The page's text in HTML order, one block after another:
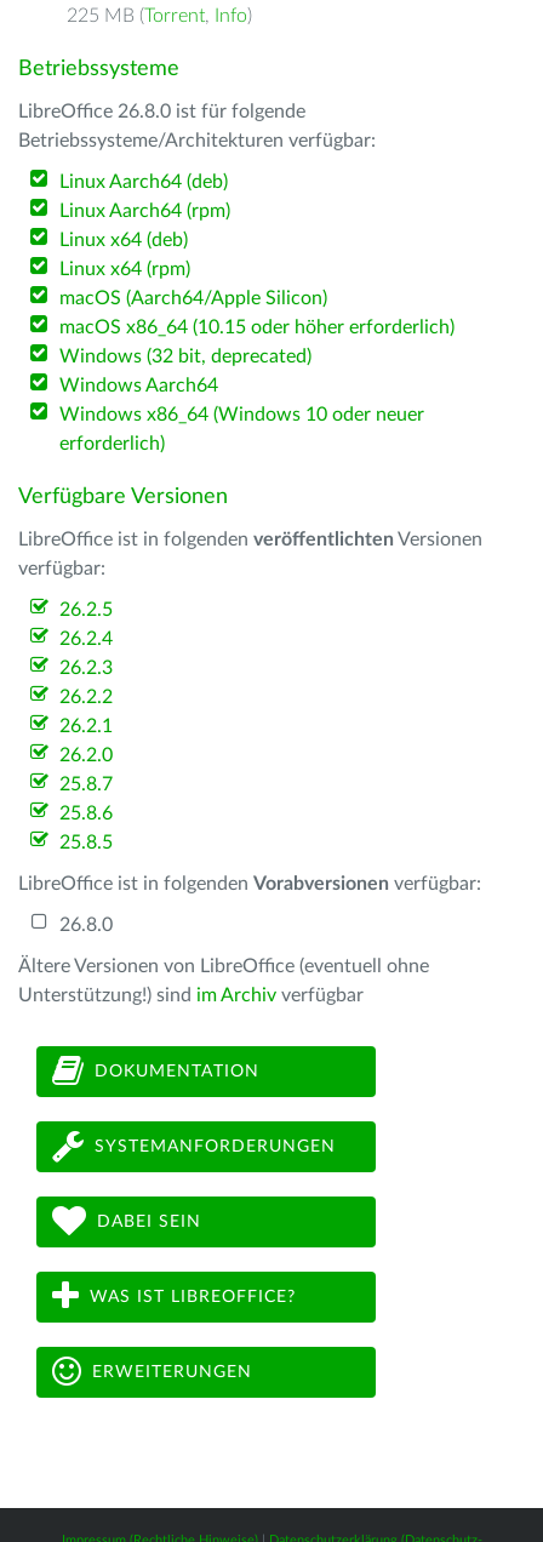
225 MB (Torrent, Info)
Betriebssysteme
LibreOffice 26.8.0 ist für folgende
Betriebssysteme/Architekturen verfügbar:
Linux Aarch64 (deb)
Linux Aarch64 (rpm)
Linux x64 (deb)
Linux x64 (rpm)
macOS (Aarch64/Apple Silicon)
macOS x86_64 (10.15 oder höher erforderlich)
Windows (32 bit, deprecated)
Windows Aarch64
Windows x86_64 (Windows 10 oder neuer
erforderlich)
Verfügbare Versionen
LibreOffice ist in folgenden veröffentlichten Versionen
verfügbar:
26.2.5
26.2.4
26.2.3
26.2.2
26.2.1
26.2.0
25.8.7
25.8.6
25.8.5
LibreOffice ist in folgenden Vorabversionen verfügbar:
26.8.0
Ältere Versionen von LibreOffice (eventuell ohne
Unterstützung!) sind im Archiv verfügbar
DOKUMENTATION
SYSTEMANFORDERUNGEN
DABEI SEIN
WAS IST LIBREOFFICE?
ERWEITERUNGEN